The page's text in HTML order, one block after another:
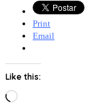
Print
Email
Like this:
Loading…